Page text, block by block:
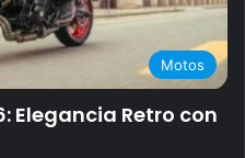
Motos
Elegancia Retro con